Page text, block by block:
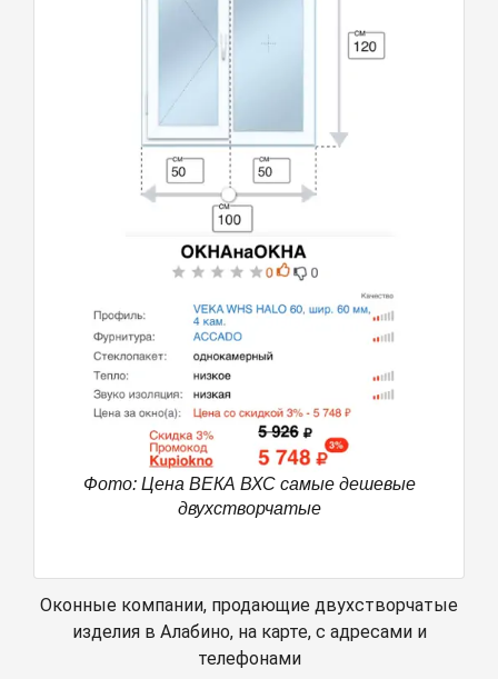
не понимают, что такое договор и для чего его
вообще заключают. Все сроки по доставке и
Александра, вообще портит всё настроение.
КОМПАНИИ НЕТ ТАКОЙ ПРОБЛЕМЫ. ЭТО МНЕ НУЖНЫ
МОИ ОКНА ЗА МОИ НЕМАЛЕНЬКИЕ ДЕНЬГИ. Короче
отношение к клиенту огорчает по полной. Мне
позвонили только когда просили принести доплату.
После 100%-й оплаты лицо компании отвернулось от
меня. В общем люди сами по себе может и хорошие,
НО КОМПАНИЯ С ТОЧКИ ЗРЕНИЯ УДОВЛЕТВОРЕНИЯ
КЛИЕНТА АБСОЛЮТНО НЕ НАПРЯГАЕТСЯ. За
пластиковые окна пять, за процесс продажи и
установки и отношение к клиенту-1 балл.
Фото: Цена ВЕКА ВХС самые дешевые
двухстворчатые
Оконные компании, продающие двухстворчатые
изделия в Алабино, на карте, с адресами и
телефонами
Условия использования
Открыть в Яндекс Картах Создать свою карту